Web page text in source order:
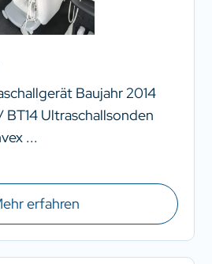
Baujahr 2014
BT14 Ultraschallsonden
...
erfahren